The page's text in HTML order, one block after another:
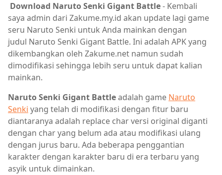
Download Naruto Senki Gigant Battle- Kembali
saya admin dari Zakume.my.id akan update lagi game
seru Naruto Senki untuk Anda mainkan dengan
judul Naruto Senki Gigant Battle. Ini adalah APK yang
dikembangkan oleh Zakume.net namun sudah
dimodifikasi sehingga lebih seru untuk dapat kalian
mainkan.
Naruto Senki Gigant Battleadalah game Naruto
Senki yang telah di modifikasi dengan fitur baru
diantaranya adalah replace char versi original diganti
dengan char yang belum ada atau modifikasi ulang
dengan jurus baru. Ada beberapa penggantian
karakter dengan karakter baru di era terbaru yang
asyik untuk dimainkan.